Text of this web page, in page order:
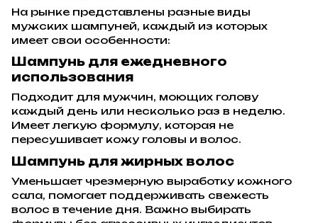
На рынке представлены разные виды
мужских шампуней, каждый из которых
имеет свои особенности:
Шампунь для ежедневного
использования
Подходит для мужчин, моющих голову
каждый день или несколько раз в неделю.
Имеет легкую формулу, которая не
пересушивает кожу головы и волос.
Шампунь для жирных волос
Уменьшает чрезмерную выработку кожного
сала, помогает поддерживать свежесть
волос в течение дня. Важно выбирать